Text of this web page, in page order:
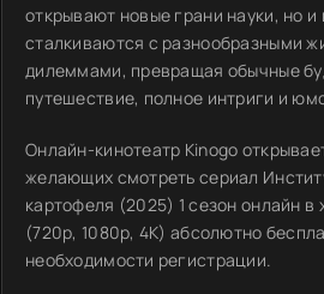
открывают новые грани науки, но
сталкиваются с разнообразными
дилеммами, превращая обычные
путешествие, полное интриги и
Онлайн-кинотеатр Kinogo
желающих смотреть сериал
картофеля (2025) 1 сезон онлайн
(720p, 1080p, 4K) абсолютно
необходимости регистрации.